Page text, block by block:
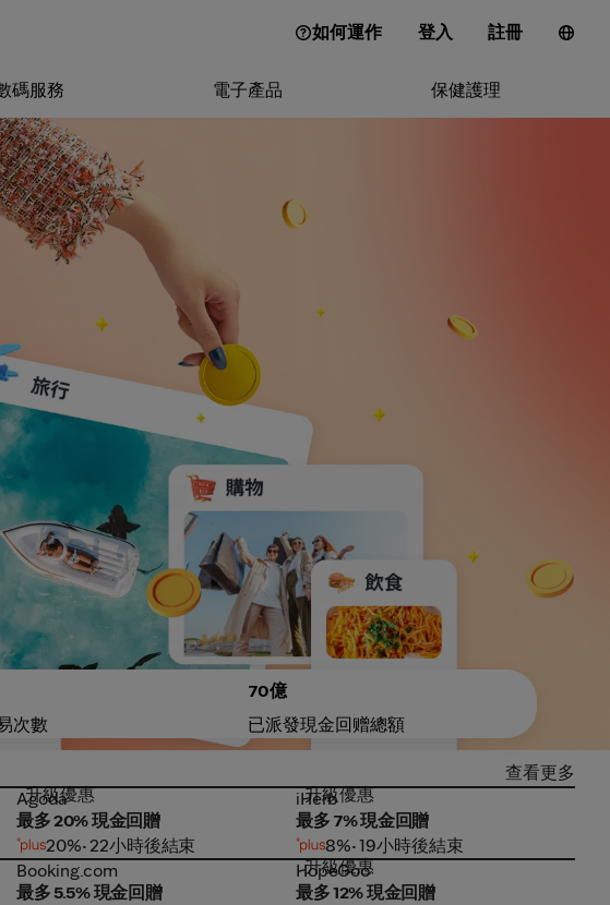
如何運作 登入 註冊
碼服務 電子產品 保健護理
次數
70億
已派發現金回赠總額
查看更多
Agoda
升級優惠
Agoda
最多 20% 現金回贈
20%• 22小時後結束
iHerb
升級優惠
iHerb
最多 7% 現金回贈
8%• 19小時後結束
Booking.com
Booking.com
最多 5.5% 現金回贈
HopeGoo
升級優惠
HopeGoo
最多 12% 現金回贈